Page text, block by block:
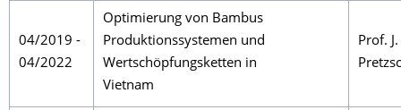
04/2019 -
04/2022
Optimierung von Bambus
Produktionssystemen und
Wertschöpfungsketten in
Vietnam
Prof. J.